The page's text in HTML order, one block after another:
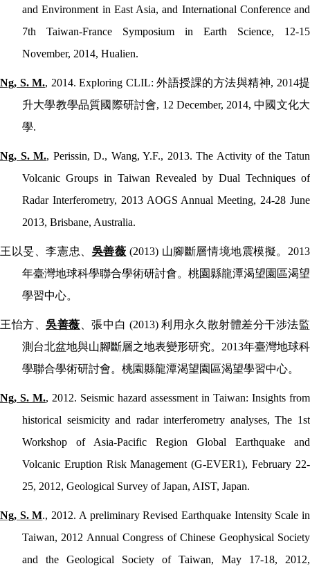
and Environment in East Asia, and International Conference and
7th Taiwan-France Symposium in Earth Science, 12-15
November, 2014, Hualien.
Ng, S. M., 2014. Exploring CLIL: 外語授課的方法與精神, 2014提
升大學教學品質國際研討會, 12 December, 2014,中國文化大
學.
Ng, S. M., Perissin, D., Wang, Y.F., 2013. The Activity of the Tatun
Volcanic Groups in Taiwan Revealed by Dual Techniques of
Radar Interferometry, 2013 AOGS Annual Meeting, 24-28 June
2013, Brisbane, Australia.
王以旻、李憲忠、 吳善薇 (2013) 山腳斷層情境地震模擬。 2013
年臺灣地球科學聯合學術研討會。桃園縣龍潭渴望園區渴望
學習中心。
王怡方、吳善薇 、張中白 (2013)利用永久散射體差分干涉法監
測台北盆地與山腳斷層之地表變形研究。 2013年臺灣地球科
學聯合學術研討會。桃園縣龍潭渴望園區渴望學習中心。
Ng, S. M., 2012. Seismic hazard assessment in Taiwan: Insights from
historical seismicity and radar interferometry analyses, The 1st
Workshop of Asia-Pacific Region Global Earthquake and
Volcanic Eruption Risk Management (G-EVER1), February 22-
25, 2012, Geological Survey of Japan, AIST, Japan.
Ng, S. M., 2012. A preliminary Revised Earthquake Intensity Scale in
Taiwan, 2012 Annual Congress of Chinese Geophysical Society
and the Geological Society of Taiwan, May 17-18, 2012,